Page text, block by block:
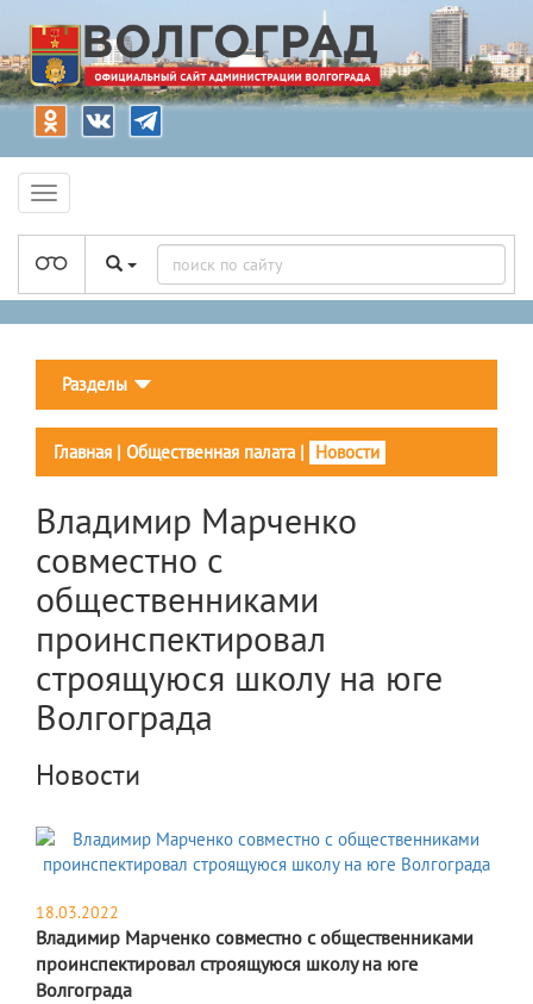
Разделы
Главная | Общественная палата | Новости
Владимир Марченко
совместно с
общественниками
проинспектировал
строящуюся школу на юге
Волгограда
Новости
18.03.2022
Владимир Марченко совместно с общественниками
проинспектировал строящуюся школу на юге
Волгограда